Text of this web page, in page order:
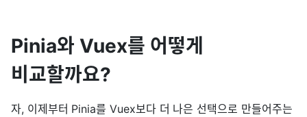
Pinia와 Vuex를 어떻게
비교할까요?
자, 이제부터 Pinia를 Vuex보다 더 나은 선택으로 만들어주는